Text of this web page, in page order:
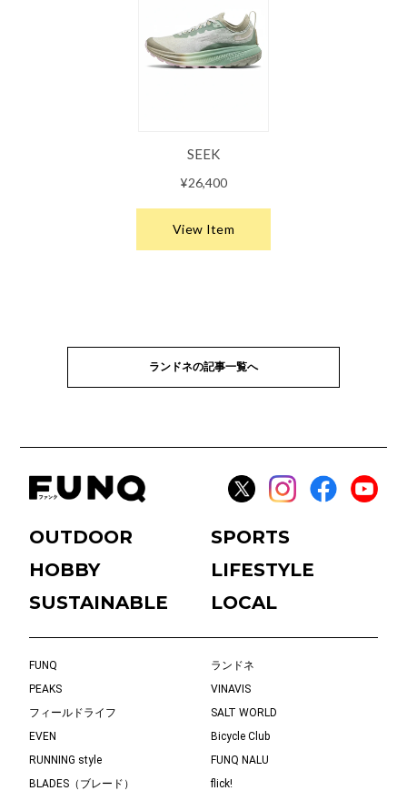
ランドネの記事一覧へ
OUTDOOR
SPORTS
HOBBY
LIFESTYLE
SUSTAINABLE
LOCAL
FUNQ
ランドネ
PEAKS
VINAVIS
フィールドライフ
SALT WORLD
EVEN
Bicycle Club
RUNNING style
FUNQ NALU
BLADES（ブレード）
flick!